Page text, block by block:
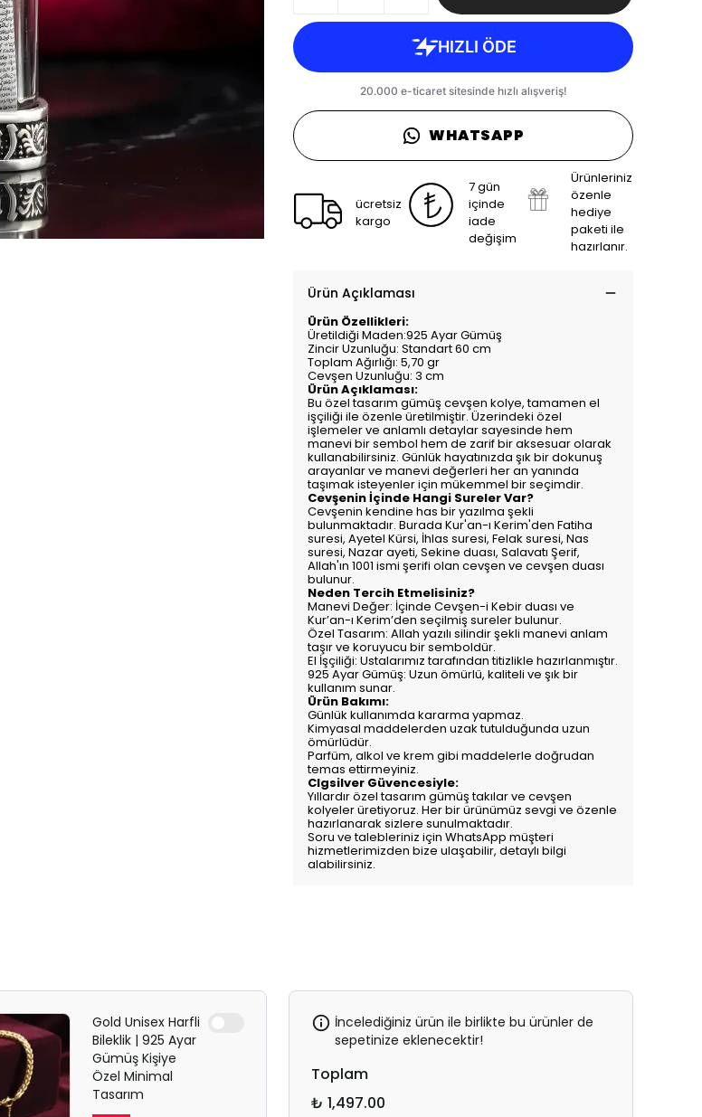
WHATSAPP
ücretsiz
kargo
7 gün
içinde
iade
değişim
Ürünleriniz
özenle
hediye
paketi ile
hazırlanır.
Ürün Açıklaması
Ürün Özellikleri:
Üretildiği Maden:925 Ayar Gümüş
Zincir Uzunluğu: Standart 60 cm
Toplam Ağırlığı: 5,70 gr
Cevşen Uzunluğu: 3 cm
Ürün Açıklaması:
Bu özel tasarım gümüş cevşen kolye, tamamen el
işçiliği ile özenle üretilmiştir. Üzerindeki özel
işlemeler ve anlamlı detaylar sayesinde hem
manevi bir sembol hem de zarif bir aksesuar olarak
kullanabilirsiniz. Günlük hayatınızda şık bir dokunuş
arayanlar ve manevi değerleri her an yanında
taşımak isteyenler için mükemmel bir seçimdir.
Cevşenin İçinde Hangi Sureler Var?
Cevşenin kendine has bir yazılma şekli
bulunmaktadır. Burada Kur'an-ı Kerim'den Fatiha
suresi, Ayetel Kürsi, İhlas suresi, Felak suresi, Nas
suresi, Nazar ayeti, Sekine duası, Salavatı Şerif,
Allah'ın 1001 ismi şerifi olan cevşen ve cevşen duası
bulunur.
Neden Tercih Etmelisiniz?
Manevi Değer: İçinde Cevşen-i Kebir duası ve
Kur’an-ı Kerim’den seçilmiş sureler bulunur.
Özel Tasarım: Allah yazılı silindir şekli manevi anlam
taşır ve koruyucu bir semboldür.
El İşçiliği: Ustalarımız tarafından titizlikle hazırlanmıştır.
925 Ayar Gümüş: Uzun ömürlü, kaliteli ve şık bir
kullanım sunar.
Ürün Bakımı:
Günlük kullanımda kararma yapmaz.
Kimyasal maddelerden uzak tutulduğunda uzun
ömürlüdür.
Parfüm, alkol ve krem gibi maddelerle doğrudan
temas ettirmeyiniz.
Clgsilver Güvencesiyle:
Yıllardır özel tasarım gümüş takılar ve cevşen
kolyeler üretiyoruz. Her bir ürünümüz sevgi ve özenle
hazırlanarak sizlere sunulmaktadır.
Soru ve talebleriniz için WhatsApp müşteri
hizmetlerimizden bize ulaşabilir, detaylı bilgi
alabilirsiniz.
Gold Unisex Harfli
Bileklik | 925 Ayar
Gümüş Kişiye
Özel Minimal
Tasarım
İncelediğiniz ürün ile birlikte bu ürünler de
sepetinize eklenecektir!
Toplam
₺ 1,497.00